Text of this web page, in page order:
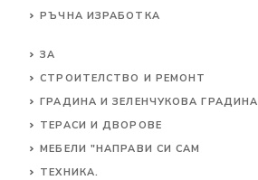
РЪЧНА ИЗРАБОТКА
ЗА
СТРОИТЕЛСТВО И РЕМОНТ
ГРАДИНА И ЗЕЛЕНЧУКОВА ГРАДИНА
ТЕРАСИ И ДВОРОВЕ
МЕБЕЛИ "НАПРАВИ СИ САМ
ТЕХНИКА.